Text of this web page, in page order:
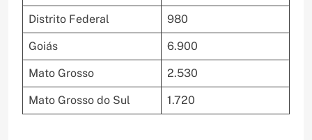
Distrito Federal 980
Goiás 6.900
Mato Grosso 2.530
Mato Grosso do Sul 1.720